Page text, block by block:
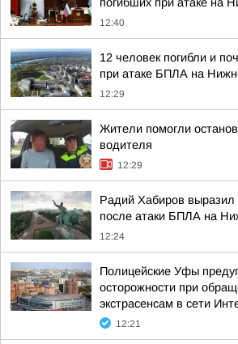
12:40
12 человек погибли и
при атаке БПЛА на
12:29
Жители помогли
водителя
12:29
Радий Хабиров выразил
после атаки БПЛА на
12:24
Полицейские Уфы
осторожности при
экстрасенсам в сети
12:21